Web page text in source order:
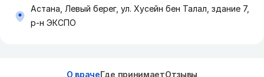
Астана, Левый берег, ул. Хусейн бен Талал, здание 7,
р-н ЭКСПО
О врачеГде принимаетОтзывы